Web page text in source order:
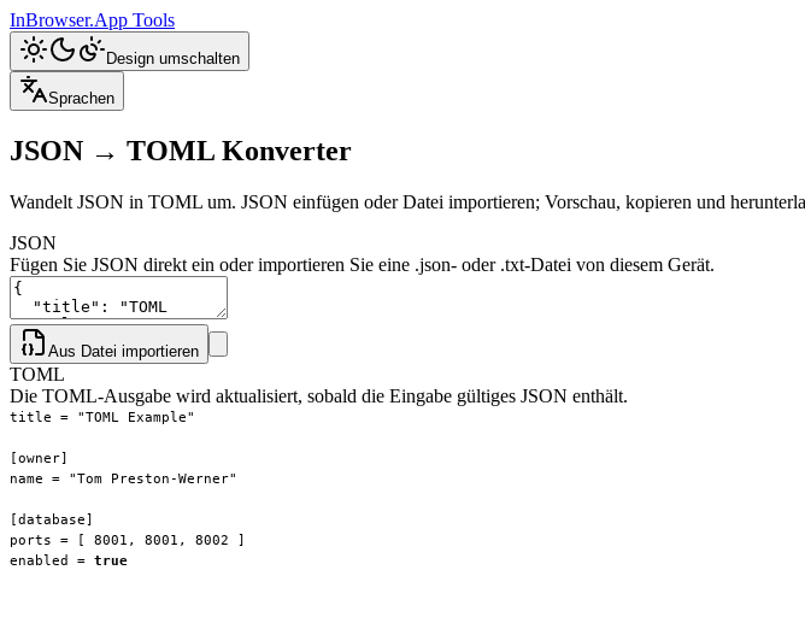
InBrowser.App Tools
Design umschalten
Sprachen
JSON → TOML Konverter
Wandelt JSON in TOML um. JSON einfügen oder Datei importieren; Vorschau, kopieren und
JSON
Fügen Sie JSON direkt ein oder importieren Sie eine .json- oder .txt-Datei von diesem Gerät.
Aus Datei importieren
TOML
Die TOML-Ausgabe wird aktualisiert, sobald die Eingabe gültiges JSON enthält.
title = "TOML Example"
[owner]
name = "Tom Preston-Werner"
[database]
ports = [ 8001 , 8001 , 8002
enabled = true